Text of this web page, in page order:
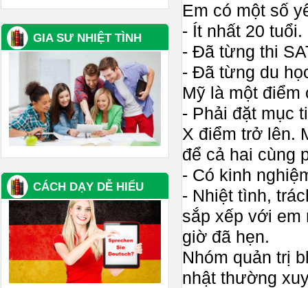
Em có một số
- Ít nhất 20
- Đã từng thi
- Đã từng du
Mỹ là một điểm
- Phải đặt mục
X điểm trở lên.
để cả hai cùng
- Có kinh
- Nhiệt tình,
sắp xếp với em
giờ đã hẹn.
Nhóm quản trị
nhật thường
GIA SƯ NHIỆT TÌNH
CÁCH DẠY DỄ HIỂU